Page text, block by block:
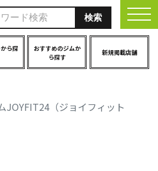
ら探
おすすめのジムか
ら探す
新規掲載店舗
JOYFIT24（ジョイフィット